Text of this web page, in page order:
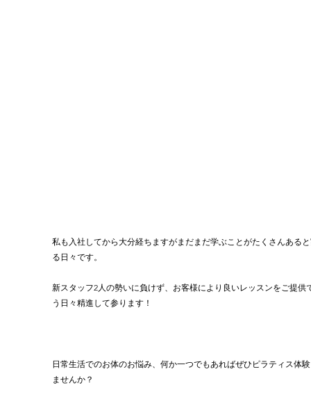
私も入社してから大分経ちますがまだまだ学ぶことがたくさんある
る日々です。
新スタッフ2人の勢いに負けず、お客様により良いレッスンをご提供
う日々精進して参ります！
日常生活でのお体のお悩み、何か一つでもあればぜひピラティス体
ませんか？